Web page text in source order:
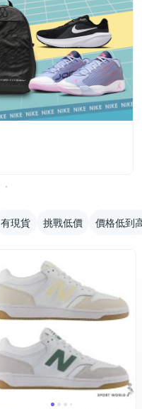
有現貨 挑戰低價 價格低到